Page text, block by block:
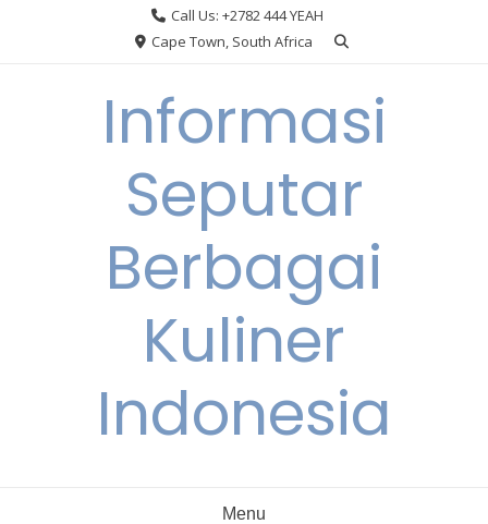
Call Us: +2782 444 YEAH
Cape Town, South Africa
Informasi
Seputar
Berbagai
Kuliner
Indonesia
Menu